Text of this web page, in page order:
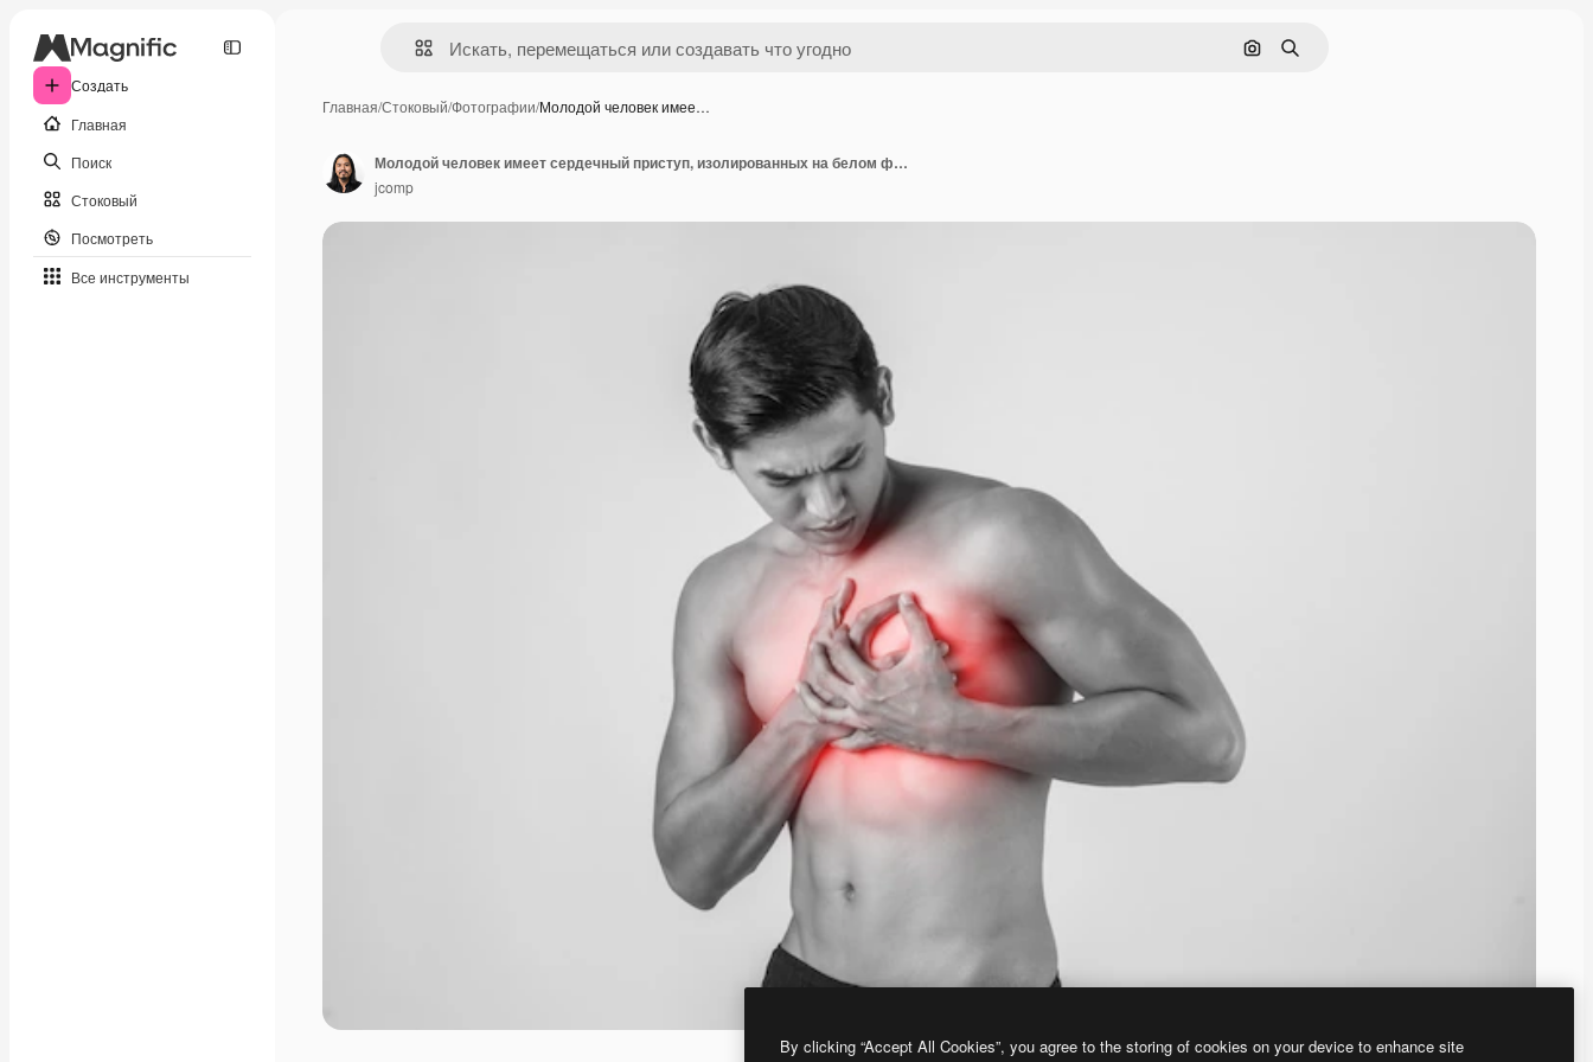
Создать
Главная
Поиск
Стоковый
Посмотреть
Все инструменты
Поиск по изображению
Поиск
Главная/Стоковый/Фотографии/Молодой человек имее…
Молодой человек имеет сердечный приступ, изолированных на белом фоне.
jcomp
By clicking “Accept All Cookies”, you agree to the storing of cookies on your device to enhance site